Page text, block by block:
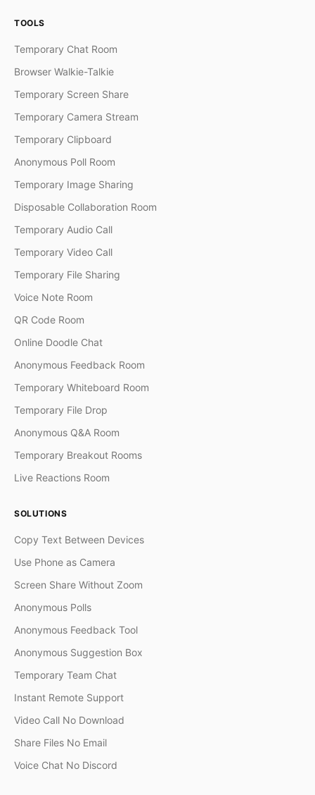
TOOLS
Temporary Chat Room
Browser Walkie-Talkie
Temporary Screen Share
Temporary Camera Stream
Temporary Clipboard
Anonymous Poll Room
Temporary Image Sharing
Disposable Collaboration Room
Temporary Audio Call
Temporary Video Call
Temporary File Sharing
Voice Note Room
QR Code Room
Online Doodle Chat
Anonymous Feedback Room
Temporary Whiteboard Room
Temporary File Drop
Anonymous Q&A Room
Temporary Breakout Rooms
Live Reactions Room
SOLUTIONS
Copy Text Between Devices
Use Phone as Camera
Screen Share Without Zoom
Anonymous Polls
Anonymous Feedback Tool
Anonymous Suggestion Box
Temporary Team Chat
Instant Remote Support
Video Call No Download
Share Files No Email
Voice Chat No Discord